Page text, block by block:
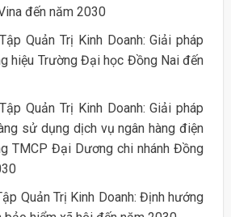
đến năm 2030
Quản Trị Kinh Doanh: Giải pháp
hiệu Trường Đại học Đồng Nai đến
Quản Trị Kinh Doanh: Giải pháp
sử dụng dịch vụ ngân hàng điện
TMCP Đại Dương chi nhánh Đồng
Quản Trị Kinh Doanh: Định hướng